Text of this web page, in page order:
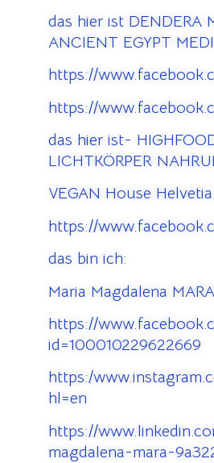
das hier ist DENDERA
ANCIENT EGYPT
https://
https://
das hier ist-
LICHTKÖRPER
VEGAN House Helvetia
https://
das bin ich:
Maria Magdalena MARA
https://
id=100010229622669
https:/
hl=en
https://
magdalena-mara-